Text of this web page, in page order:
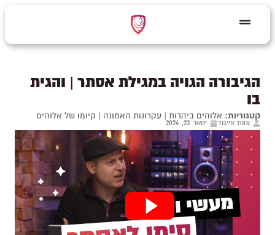
הגיבורה הגויה במגילת אסתר | והגית
בו
קטגוריות: אלוהים ביהדות | עקרונות האמונה | קיומו של אלוהים
צוות אייגוד ינואר 23, 2024